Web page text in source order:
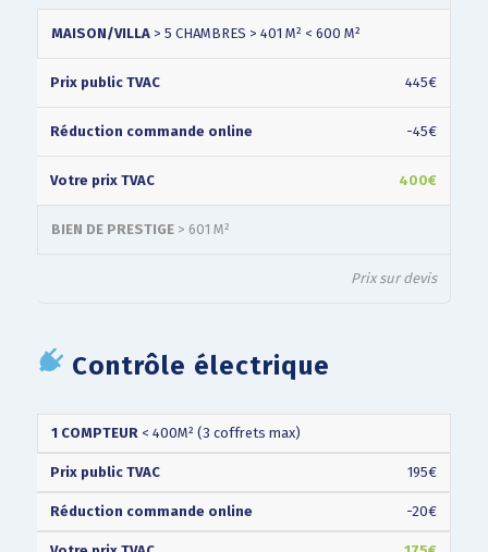
MAISON/VILLA> 5 CHAMBRES > 401 M² < 600 M²
445€
-45€
400€
BIEN DE PRESTIGE> 601 M²
Prix sur devis
Contrôle électrique
PUBLIC
COMMANDE
PRIX
1 COMPTEUR< 400M² (3 coffrets max)
195€
-20€